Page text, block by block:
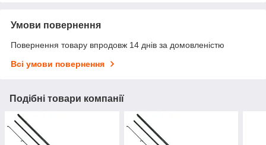
Умови повернення
Повернення товару впродовж 14 днів за домовленістю
Всі умови повернення
Подібні товари компанії